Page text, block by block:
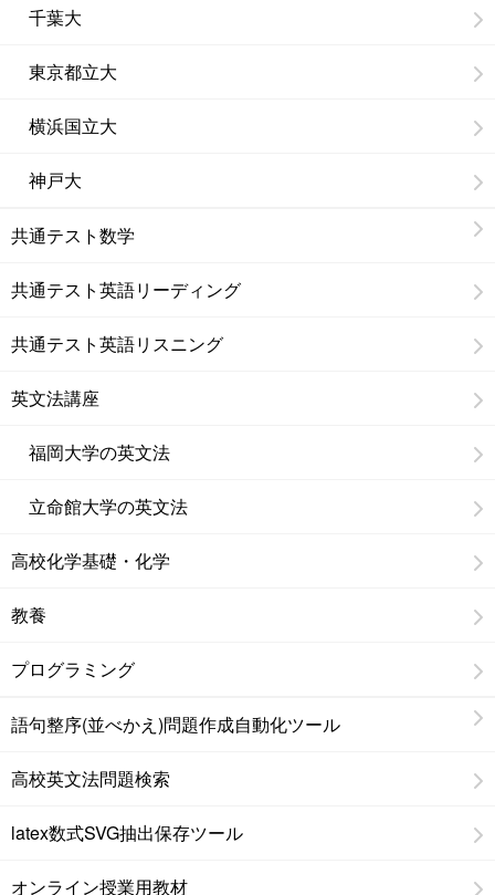
千葉大
東京都立大
横浜国立大
神戸大
共通テスト数学
共通テスト英語リーディング
共通テスト英語リスニング
英文法講座
福岡大学の英文法
立命館大学の英文法
高校化学基礎・化学
教養
プログラミング
語句整序(並べかえ)問題作成自動化ツール
高校英文法問題検索
latex数式SVG抽出保存ツール
オンライン授業用教材